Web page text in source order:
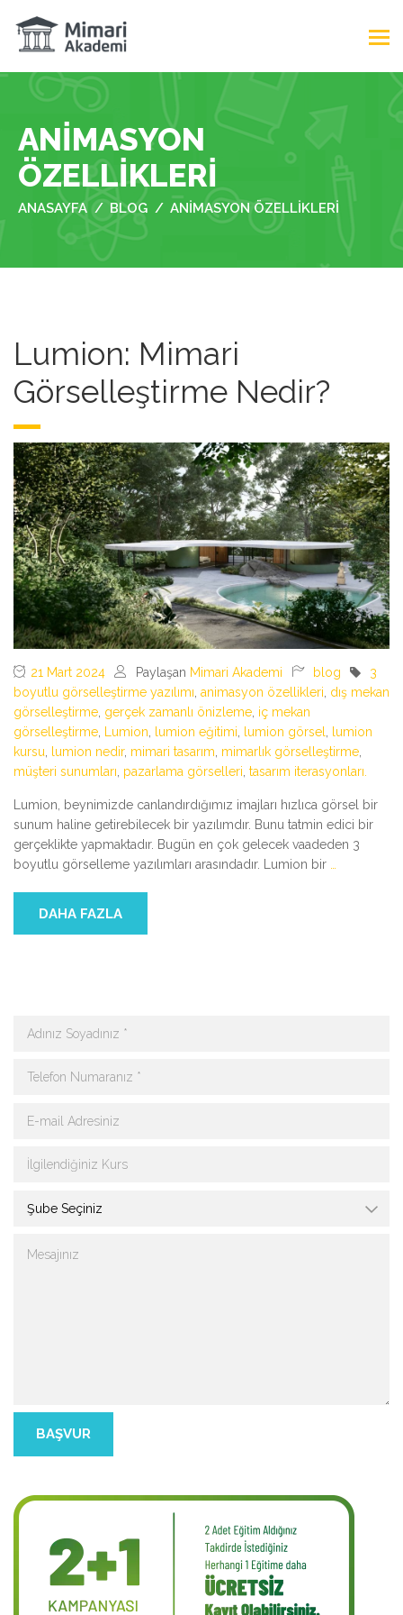
ANIMASYON
ÖZELLIKLERI
ANASAYFA BLOG ANIMASYON ÖZELLIKLERI
Lumion: Mimari
Görselleştirme Nedir?
21 Mart 2024 Paylaşan Mimari Akademi blog
3
boyutlu görselleştirme yazılımı animasyon özellikleri dış mekan
görselleştirme gerçek zamanlı önizleme iç mekan
görselleştirme
Lumion lumion eğitimi lumion görsel
lumion
kursu
lumion nedir, mimari tasarım mimarlık görselleştirme
müşteri sunumları pazarlama görselleri tasarım iterasyonları.
Lumion, beynimizde canlandırdığımız imajları hızlıca görsel bir
sunum haline getirebilecek bir yazılımdır. Bunu tatmin edici bir
gerçeklikte yapmaktadır. Bugün en çok gelecek vaadeden 3
boyutlu görselleme yazılımları arasındadır. Lumion bir
DAHA FAZLA